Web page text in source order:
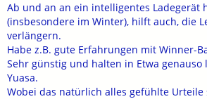
Ab und an an ein intelligentes Ladegerät
(insbesondere im Winter), hilft auch, die
verlängern.
Habe z.B. gute Erfahrungen mit Winner-
Sehr günstig und halten in Etwa genauso
Yuasa.
Wobei das natürlich alles gefühlte Urteile